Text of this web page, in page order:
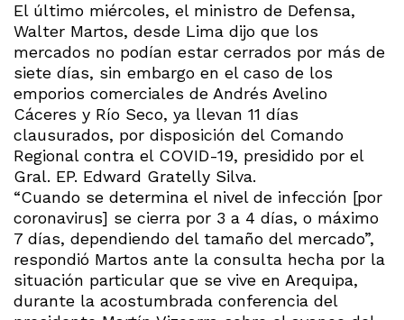
El último miércoles, el ministro de Defensa,
Walter Martos, desde Lima dijo que los
mercados no podían estar cerrados por más de
siete días, sin embargo en el caso de los
emporios comerciales de Andrés Avelino
Cáceres y Río Seco, ya llevan 11 días
clausurados, por disposición del Comando
Regional contra el COVID-19, presidido por el
Gral. EP. Edward Gratelly Silva.
“Cuando se determina el nivel de infección [por
coronavirus] se cierra por 3 a 4 días, o máximo
7 días, dependiendo del tamaño del mercado”,
respondió Martos ante la consulta hecha por la
situación particular que se vive en Arequipa,
durante la acostumbrada conferencia del